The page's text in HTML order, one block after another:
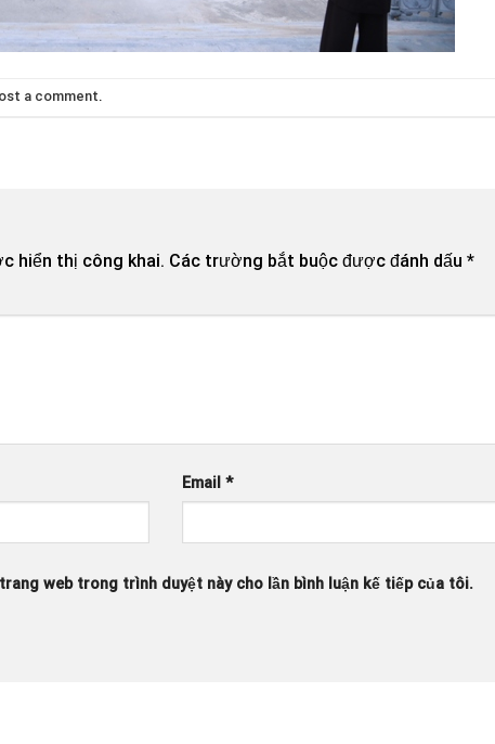
a comment.
hiển thị công khai. Các trường bắt buộc được đánh dấu *
Email*
web trong trình duyệt này cho lần bình luận kế tiếp của tôi.